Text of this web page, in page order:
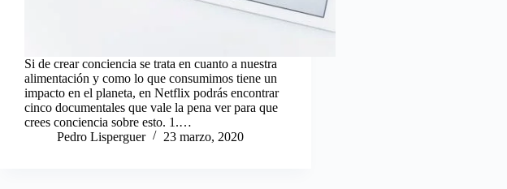
Si de crear conciencia se trata en cuanto a nuestra
alimentación y como lo que consumimos tiene un
impacto en el planeta, en Netflix podrás encontrar
cinco documentales que vale la pena ver para que
crees conciencia sobre esto. 1.…
Pedro Lisperguer
23 marzo, 2020